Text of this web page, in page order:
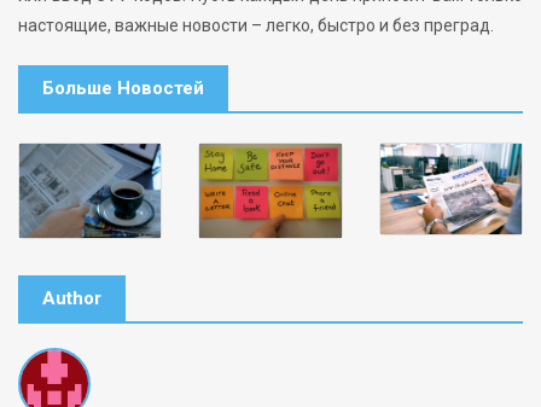
настоящие, важные новости – легко, быстро и без преград.
Больше Новостей
Author